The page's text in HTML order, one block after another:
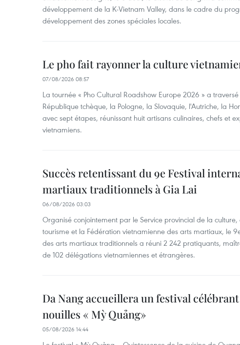
développement de la K-Vietnam Valley, dans le cadre du
développement des zones spéciales locales.
Le pho fait rayonner la culture
07/08/2026 08:57
La tournée « Pho Cultural Roadshow Europe 2026 » a
République tchèque, la Pologne, la Slovaquie, l'Autriche, la
avec sept étapes, réunissant huit artisans culinaires, chefs et
vietnamiens.
Succès retentissant du 9e Festival
martiaux traditionnels à Gia Lai
06/08/2026 03:03
Organisé conjointement par le Service provincial de la culture,
tourisme et la Fédération vietnamienne des arts martiaux, le
des arts martiaux traditionnels a réuni 2 242 pratiquants,
de 102 délégations vietnamiennes et étrangères.
Da Nang accueillera un festival
nouilles « Mỳ Quảng»
05/08/2026 14:44